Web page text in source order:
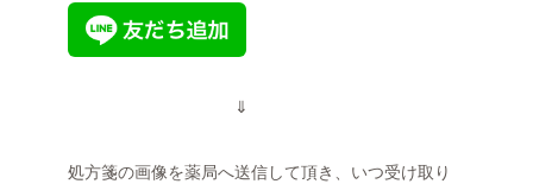
⇓
処方箋の画像を薬局へ送信して頂き、いつ受け取り